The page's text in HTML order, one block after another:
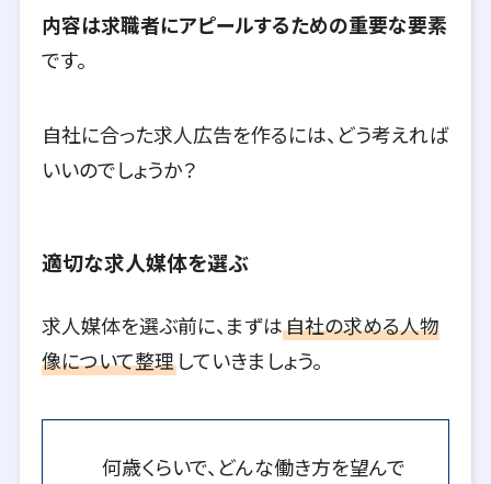
内容は求職者にアピールするための重要な要素
です。
自社に合った求人広告を作るには、どう考えれば
いいのでしょうか？
適切な求人媒体を選ぶ
求人媒体を選ぶ前に、まずは自社の求める人物
像について整理していきましょう。
何歳くらいで、どんな働き方を望んで